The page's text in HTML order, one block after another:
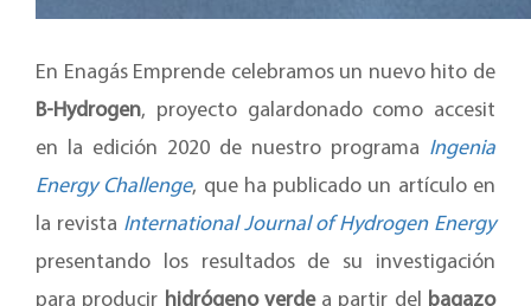
En Enagás Emprende celebramos un nuevo hito de
B-Hydrogen, proyecto galardonado como accesit
en la edición 2020 de nuestro programa Ingenia
Energy Challenge, que ha publicado un artículo en
la revista International Journal of Hydrogen Energy
presentando los resultados de su investigación
para producir hidrógeno verdea partir del bagazo